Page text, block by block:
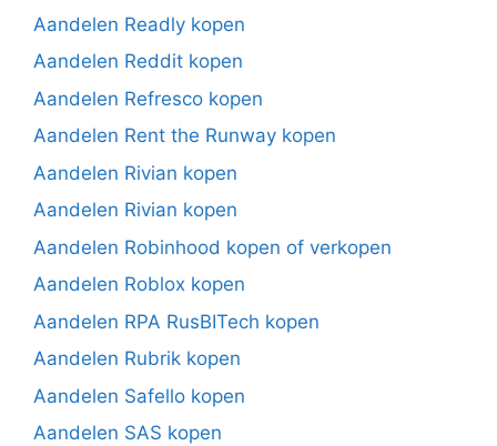
Aandelen Readly kopen
Aandelen Reddit kopen
Aandelen Refresco kopen
Aandelen Rent the Runway kopen
Aandelen Rivian kopen
Aandelen Rivian kopen
Aandelen Robinhood kopen of verkopen
Aandelen Roblox kopen
Aandelen RPA RusBITech kopen
Aandelen Rubrik kopen
Aandelen Safello kopen
Aandelen SAS kopen